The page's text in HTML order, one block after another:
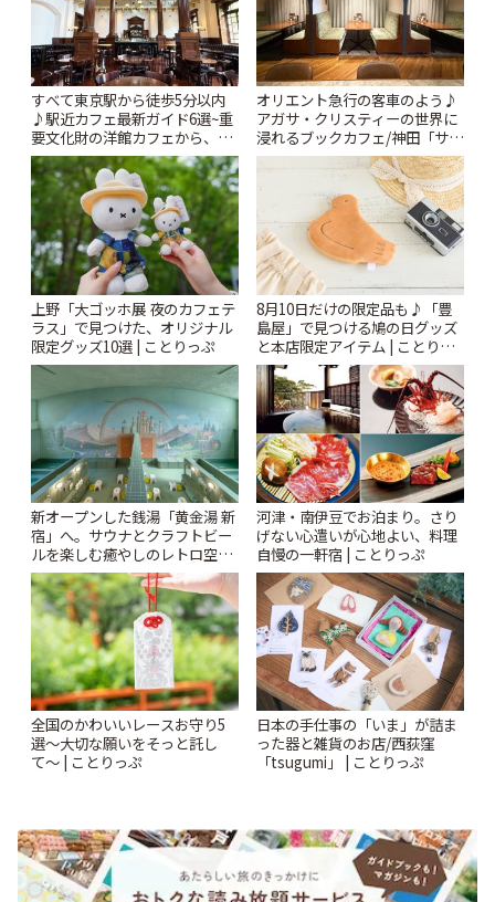
すべて東京駅から徒歩5分以内
♪駅近カフェ最新ガイド6選~重
要文化財の洋館カフェから、改
札すぐのレトロ喫茶まで~ | こと
りっぷ
オリエント急行の客車のよう♪
アガサ・クリスティーの世界に
浸れるブックカフェ/神田「サロ
ンクリスティ」 | ことりっぷ
上野「大ゴッホ展 夜のカフェテ
ラス」で見つけた、オリジナル
限定グッズ10選 | ことりっぷ
8月10日だけの限定品も♪「豊
島屋」で見つける鳩の日グッズ
と本店限定アイテム | ことりっ
ぷ
新オープンした銭湯「黄金湯 新
宿」へ。サウナとクラフトビー
ルを楽しむ癒やしのレトロ空間
| ことりっぷ
河津・南伊豆でお泊まり。さり
げない心遣いが心地よい、料理
自慢の一軒宿 | ことりっぷ
全国のかわいいレースお守り5
選〜大切な願いをそっと託し
て〜 | ことりっぷ
日本の手仕事の「いま」が詰ま
った器と雑貨のお店/西荻窪
「tsugumi」 | ことりっぷ